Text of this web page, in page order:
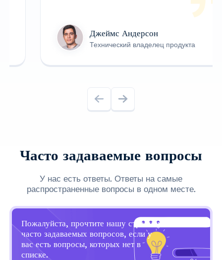
Джеймс Андерсон
Технический владелец продукта
Часто задаваемые вопросы
У нас есть ответы. Ответы на самые
распространенные вопросы в одном месте.
Пожалуйста, прочтите нашу страницу
часто задаваемых вопросов, если у
вас есть вопросы, которых нет в
списке.